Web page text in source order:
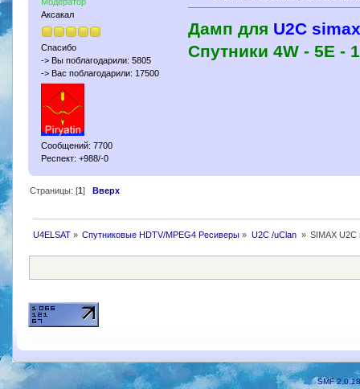
Аксакал
Спасибо
-> Вы поблагодарили: 5805
-> Вас поблагодарили: 17500
Сообщений: 7700
Респект: +988/-0
Дамп для U2C
Спутники 4W - 5Е -
Страницы: [1] Вверх
U4ELSAT» Спутниковые HDTV/MPEG4 Ресиверы » U2C /uClan » SIMAX U2C
SMF 2.0.18